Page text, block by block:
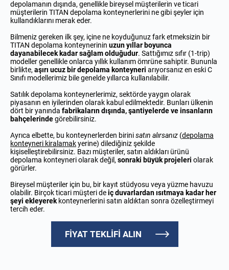
depolamanın dışında, genellikle bireysel müşterilerin ve ticari
müşterilerin TITAN depolama konteynerlerini ne gibi şeyler için
kullandıklarını merak eder.
Bilmeniz gereken ilk şey, içine ne koyduğunuz fark etmeksizin bir
TITAN depolama konteynerinin uzun yıllar boyunca
dayanabilecek kadar sağlam olduğudur. Sattığımız sıfır (1-trip)
modeller genellikle onlarca yıllık kullanım ömrüne sahiptir. Bununla
birlikte,aşırı ucuz bir depolama konteyneri arıyorsanız en eski C
Sınıfı modellerimiz bile genelde yıllarca kullanılabilir.
Satılık depolama konteynerlerimiz, sektörde yaygın olarak
piyasanın en iyilerinden olarak kabul edilmektedir. Bunları ülkenin
dört bir yanında fabrikaların dışında, şantiyelerde ve insanların
bahçelerindegörebilirsiniz.
Ayrıca elbette, bu konteynerlerden birinisatın alırsanız (depolama
konteyneri kiralamakyerine) dilediğiniz şekilde
kişiselleştirebilirsiniz. Bazı müşteriler, satın aldıkları ürünü
depolama konteyneri olarak değil,sonraki büyük projeleri olarak
görürler.
Bireysel müşteriler için bu, bir kayıt stüdyosu veya yüzme havuzu
olabilir. Birçok ticari müşteri deiç duvarlardan ısıtmaya kadar her
şeyi ekleyerekkonteynerlerini satın aldıktan sonra özelleştirmeyi
tercih eder.
FİYAT TEKLİFİ ALIN